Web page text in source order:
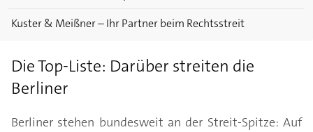
Kuster & Meißner – Ihr Partner beim Rechtsstreit
Die Top-Liste: Darüber streiten die
Berliner
Berliner stehen bundesweit an der Streit-Spitze: Auf